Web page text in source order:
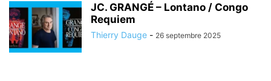
JC. GRANGÉ – Lontano / Congo
Requiem
Thierry Dauge - 26 septembre 2025